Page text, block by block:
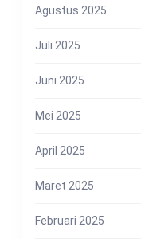
Agustus 2025
Juli 2025
Juni 2025
Mei 2025
April 2025
Maret 2025
Februari 2025